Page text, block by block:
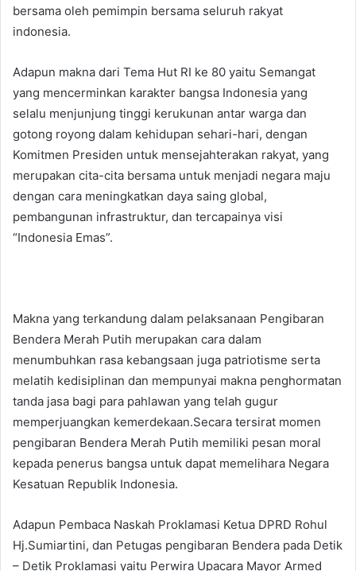
bersama oleh pemimpin bersama seluruh rakyat
indonesia.
Adapun makna dari Tema Hut RI ke 80 yaitu Semangat
yang mencerminkan karakter bangsa Indonesia yang
selalu menjunjung tinggi kerukunan antar warga dan
gotong royong dalam kehidupan sehari-hari, dengan
Komitmen Presiden untuk mensejahterakan rakyat, yang
merupakan cita-cita bersama untuk menjadi negara maju
dengan cara meningkatkan daya saing global,
pembangunan infrastruktur, dan tercapainya visi
“Indonesia Emas”.
Makna yang terkandung dalam pelaksanaan Pengibaran
Bendera Merah Putih merupakan cara dalam
menumbuhkan rasa kebangsaan juga patriotisme serta
melatih kedisiplinan dan mempunyai makna penghormatan
tanda jasa bagi para pahlawan yang telah gugur
memperjuangkan kemerdekaan.Secara tersirat momen
pengibaran Bendera Merah Putih memiliki pesan moral
kepada penerus bangsa untuk dapat memelihara Negara
Kesatuan Republik Indonesia.
Adapun Pembaca Naskah Proklamasi Ketua DPRD Rohul
Hj.Sumiartini, dan Petugas pengibaran Bendera pada Detik
– Detik Proklamasi yaitu Perwira Upacara Mayor Armed